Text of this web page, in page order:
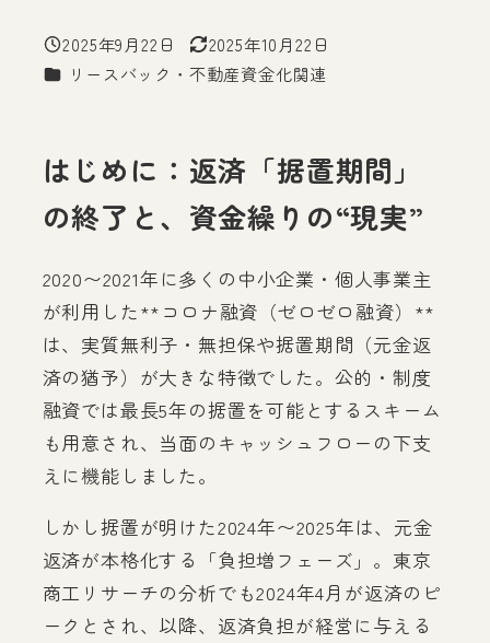
投稿日
2025年9月22日
更新日
2025年10月22日
カテゴリー
リースバック・不動産資金化関連
はじめに：返済「据置期間」
の終了と、資金繰りの“現実”
2020〜2021年に多くの中小企業・個人事業主
が利用した**コロナ融資（ゼロゼロ融資）**
は、実質無利子・無担保や据置期間（元金返
済の猶予）が大きな特徴でした。公的・制度
融資では最長5年の据置を可能とするスキーム
も用意され、当面のキャッシュフローの下支
えに機能しました。
しかし据置が明けた2024年〜2025年は、元金
返済が本格化する「負担増フェーズ」。東京
商工リサーチの分析でも2024年4月が返済のピ
ークとされ、以降、返済負担が経営に与える